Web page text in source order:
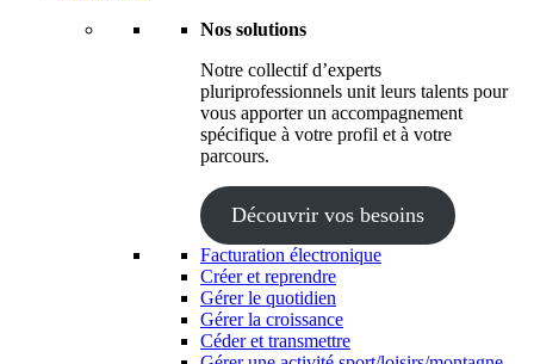
Nos solutions
Notre collectif d’experts
pluriprofessionnels unit leurs talents pour
vous apporter un accompagnement
spécifique à votre profil et à votre
parcours.
Découvrir vos besoins
Facturation électronique
Créer et reprendre
Gérer le quotidien
Gérer la croissance
Céder et transmettre